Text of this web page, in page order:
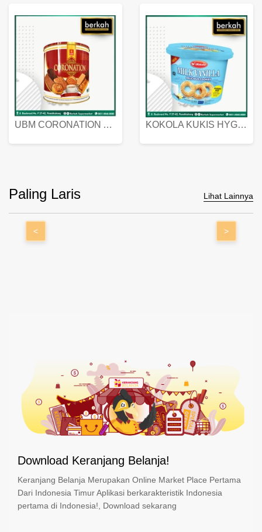
UBM CORONATION ASSORTED BISKUIT KALENG 450 GRAM KOKOLA KUKIS HYGIENIC MILK VANILLA PACK 320 GR
Paling Laris Lihat Lainnya
< >
Download Keranjang Belanja!
Keranjang Belanja Merupakan Online Market Place Pertama
Dari Indonesia Timur Aplikasi berkarakteristik Indonesia
pertama di Indonesia!, Download sekarang